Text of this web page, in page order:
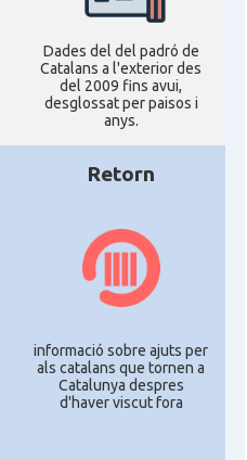
Dades del del padró de
Catalans a l'exterior des
del 2009 fins avui,
desglossat per paisos i
anys.
Retorn
informació sobre ajuts per
als catalans que tornen a
Catalunya despres
d'haver viscut fora